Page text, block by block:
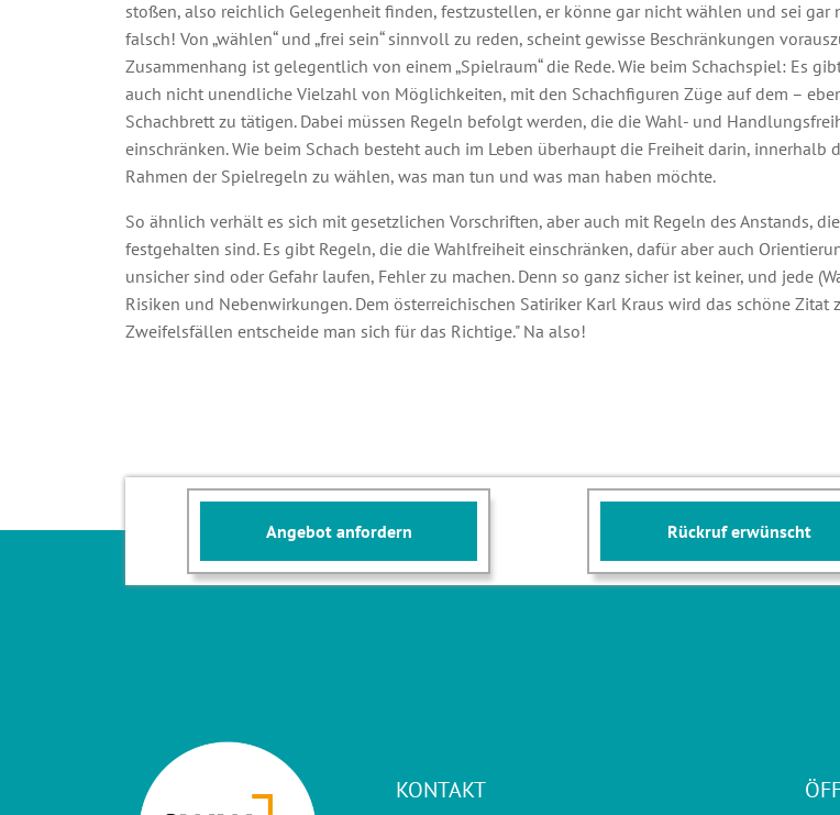
stoßen, also reichlich Gelegenheit finden, festzustellen, er könne gar nicht wählen und sei gar
falsch! Von „wählen“ und „frei sein“ sinnvoll zu reden, scheint gewisse Beschränkungen
Zusammenhang ist gelegentlich von einem „Spielraum“ die Rede. Wie beim Schachspiel: Es
auch nicht unendliche Vielzahl von Möglichkeiten, mit den Schachfiguren Züge auf dem –
Schachbrett zu tätigen. Dabei müssen Regeln befolgt werden, die die Wahl- und
einschränken. Wie beim Schach besteht auch im Leben überhaupt die Freiheit darin, innerhalb
Rahmen der Spielregeln zu wählen, was man tun und was man haben möchte.
So ähnlich verhält es sich mit gesetzlichen Vorschriften, aber auch mit Regeln des Anstands,
festgehalten sind. Es gibt Regeln, die die Wahlfreiheit einschränken, dafür aber auch
unsicher sind oder Gefahr laufen, Fehler zu machen. Denn so ganz sicher ist keiner, und jede
Risiken und Nebenwirkungen. Dem österreichischen Satiriker Karl Kraus wird das schöne Zitat
Zweifelsfällen entscheide man sich für das Richtige." Na also!
Angebot anfordern Rückruf erwünscht
KONTAKT